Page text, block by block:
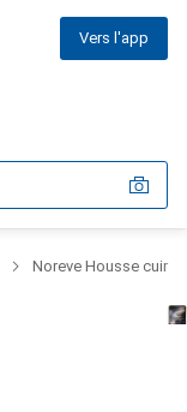
Vers l'app
Noreve Housse cuir